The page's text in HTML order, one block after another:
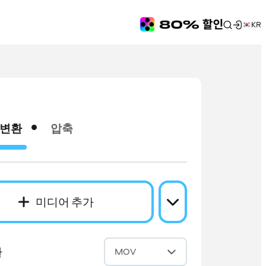
KR
변환 압축
미디어 추가
MOV